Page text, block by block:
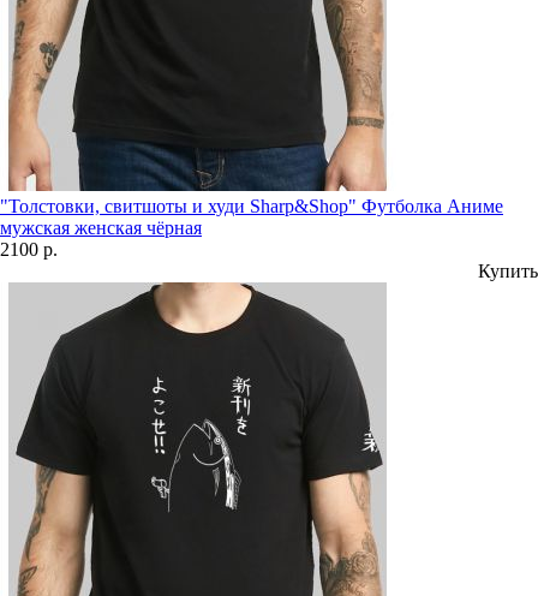
"Толстовки, свитшоты и худи Sharp&Shop" Футболка Аниме
мужская женская чёрная
2100 р.
Купить